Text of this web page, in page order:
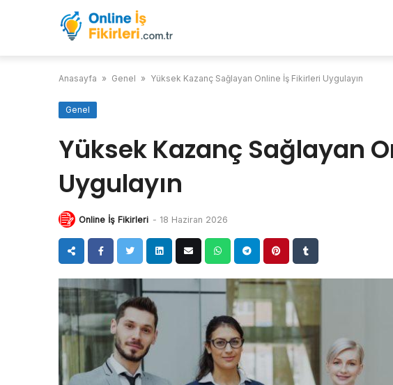
Anasayfa » Genel » Yüksek Kazanç Sağlayan Online İş Fikirleri Uygulayın
Genel
Yüksek Kazanç Sağlayan
Uygulayın
Online İş Fikirleri - 18 Haziran 2026